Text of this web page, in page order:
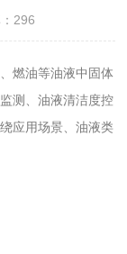
296
燃油等油液中固体
测、油液清洁度控
应用场景、油液类